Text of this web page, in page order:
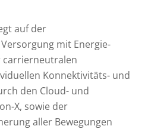
auf der
mit Energie-
carrierneutralen
Konnektivitäts- und
den Cloud- und
X, sowie der
aller Bewegungen